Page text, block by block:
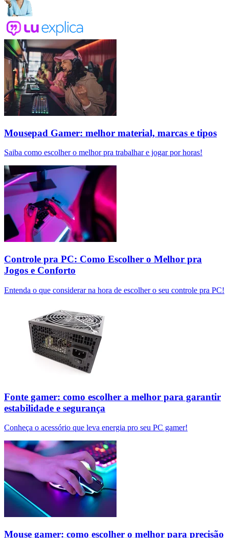
Mousepad Gamer: melhor material, marcas e tipos
Saiba como escolher o melhor pra trabalhar e jogar por horas!
Controle pra PC: Como Escolher o Melhor pra
Jogos e Conforto
Entenda o que considerar na hora de escolher o seu controle pra PC!
Fonte gamer: como escolher a melhor para garantir
estabilidade e segurança
Conheça o acessório que leva energia pro seu PC gamer!
Mouse gamer: como escolher o melhor para precisão